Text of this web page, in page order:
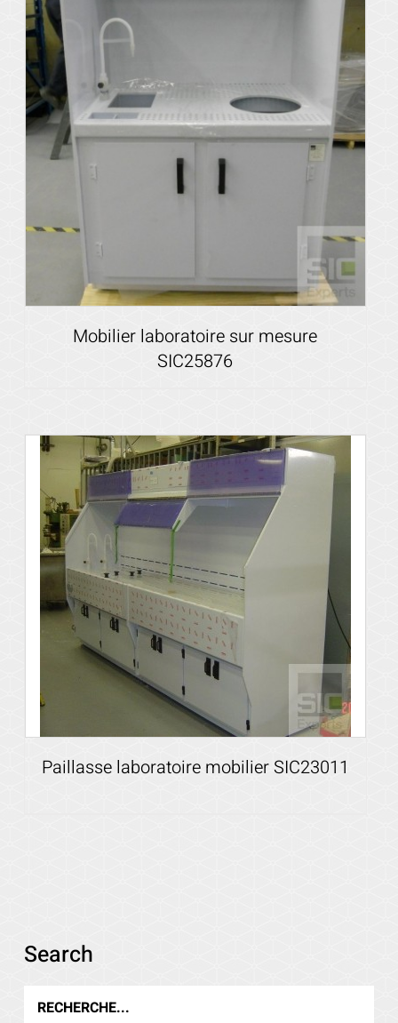
Mobilier laboratoire sur mesure
SIC25876
Paillasse laboratoire mobilier SIC23011
Search